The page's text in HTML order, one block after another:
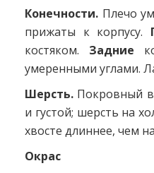
Конечности. Плечо
прижаты к корпусу.
костяком. Задние
умеренными углами.
Шерсть. Покровный
и густой; шерсть на
хвосте длиннее, чем
Окрас